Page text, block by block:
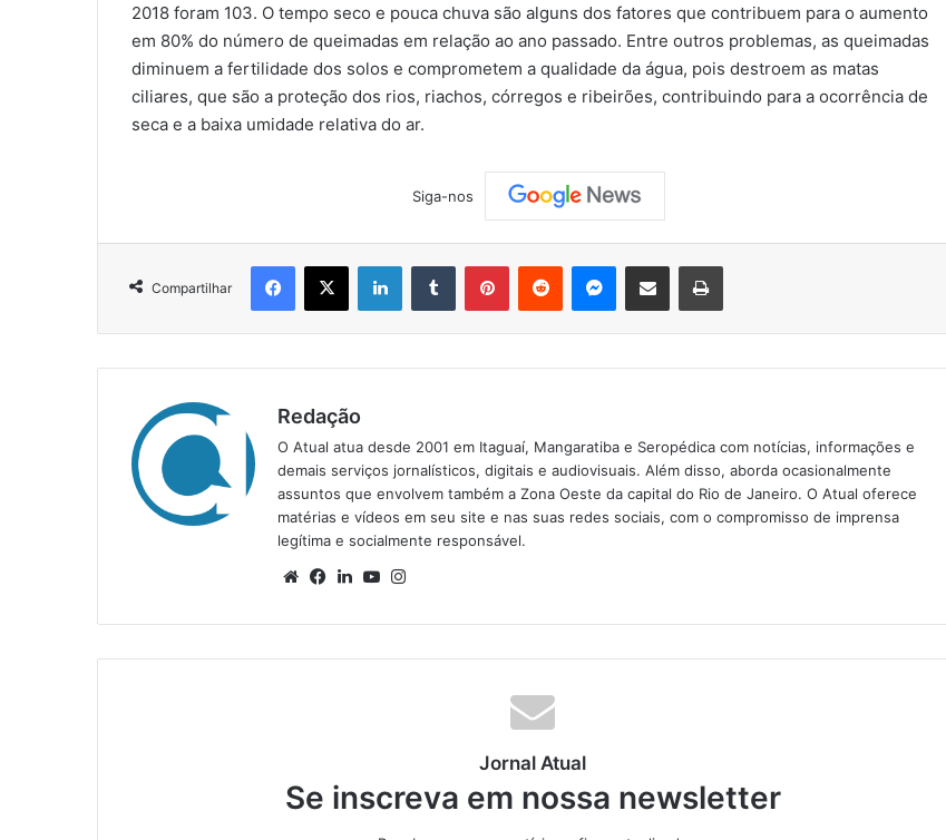
2018 foram 103. O tempo seco e pouca chuva são alguns dos fatores que contribuem para o aumento
em 80% do número de queimadas em relação ao ano passado. Entre outros problemas, as queimadas
diminuem a fertilidade dos solos e comprometem a qualidade da água, pois destroem as matas
ciliares, que são a proteção dos rios, riachos, córregos e ribeirões, contribuindo para a ocorrência de
seca e a baixa umidade relativa do ar.
Siga-nos
Compartilhar
Redação
O Atual atua desde 2001 em Itaguaí, Mangaratiba e Seropédica com notícias, informações e
demais serviços jornalísticos, digitais e audiovisuais. Além disso, aborda ocasionalmente
assuntos que envolvem também a Zona Oeste da capital do Rio de Janeiro. O Atual oferece
matérias e vídeos em seu site e nas suas redes sociais, com o compromisso de imprensa
legítima e socialmente responsável.
We
te
Fa
bo
ok
Lin
din
Yo
ub
e
ra
m
Jornal Atual
Se inscreva em nossa newsletter